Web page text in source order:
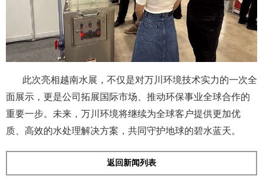
此次亮相越南水展，不仅是对万川环境技术实力的一次全
面展示，更是公司拓展国际市场、推动环保事业全球合作的
重要一步。未来，万川环境将继续为全球客户提供更加优
质、高效的水处理解决方案，共同守护地球的碧水蓝天。
返回新闻列表